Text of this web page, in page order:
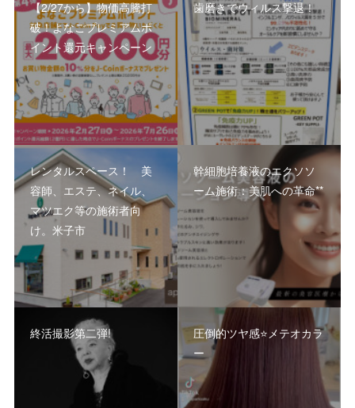
【2/27から】物価高騰打
破！よなごプレミアムポ
イント還元キャンペーン
歯磨きでウィルス撃退！
レンタルスペース！ 美
容師、エステ、ネイル、
マツエク等の施術者向
け。米子市
幹細胞培養液のエクソソ
ーム施術：美肌への革命**
終活撮影第二弾!
圧倒的ツヤ感⭐️メテオカラ
ー